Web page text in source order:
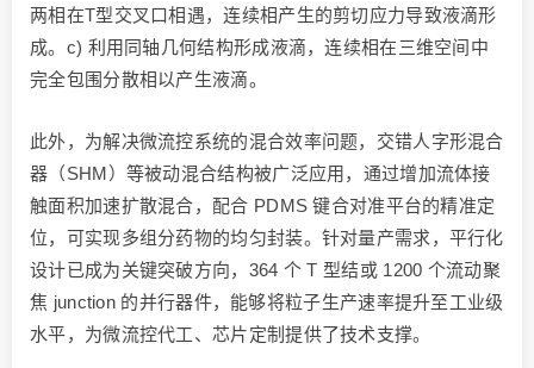
两相在T型交叉口相遇，连续相产生的剪切应力导致液滴形
成。c) 利用同轴几何结构形成液滴，连续相在三维空间中
完全包围分散相以产生液滴。
此外，为解决微流控系统的混合效率问题，交错人字形混合
器（SHM）等被动混合结构被广泛应用，通过增加流体接
触面积加速扩散混合，配合 PDMS 键合对准平台的精准定
位，可实现多组分药物的均匀封装。针对量产需求，平行化
设计已成为关键突破方向，364 个 T 型结或 1200 个流动聚
焦 junction 的并行器件，能够将粒子生产速率提升至工业级
水平，为微流控代工、芯片定制提供了技术支撑。